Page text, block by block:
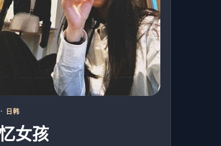
日韩
女孩